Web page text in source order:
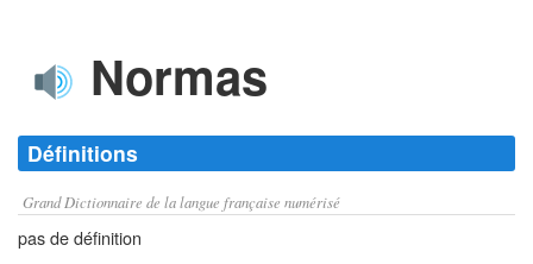
Normas
Définitions
Grand Dictionnaire de la langue française numérisé
pas de définition